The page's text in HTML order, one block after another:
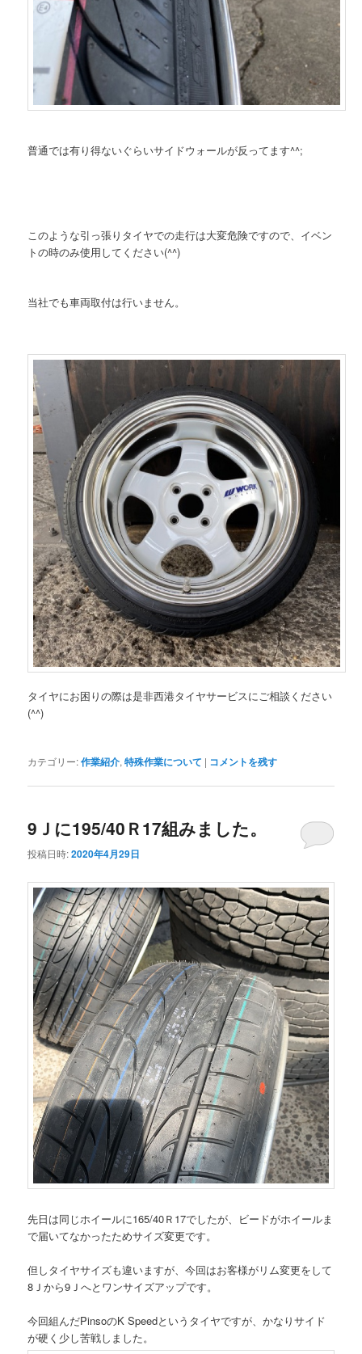
普通では有り得ないぐらいサイドウォールが反ってます^^;
このような引っ張りタイヤでの走行は大変危険ですので、イベン
トの時のみ使用してください(^^)
当社でも車両取付は行いません。
タイヤにお困りの際は是非西港タイヤサービスにご相談ください
(^^)
カテゴリー:作業紹介,特殊作業について | コメントを残す
9Ｊに195/40Ｒ17組みました。
投稿日時:2020年4月29日
先日は同じホイールに165/40Ｒ17でしたが、ビードがホイールま
で届いてなかったためサイズ変更です。
但しタイヤサイズも違いますが、今回はお客様がリム変更をして
8Ｊから9Ｊへとワンサイズアップです。
今回組んだPinsoのK Speedというタイヤですが、かなりサイド
が硬く少し苦戦しました。